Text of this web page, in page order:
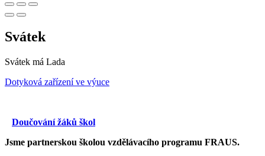
Svátek
Svátek má Lada
Dotyková zařízení ve výuce
Doučování žáků škol
Jsme partnerskou školou vzdělávacího programu FRAUS.